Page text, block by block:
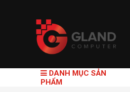
DANH MỤC SẢN
PHẨM